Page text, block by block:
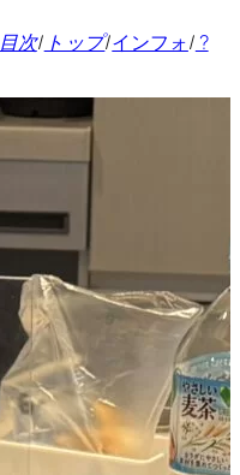
目次/ トップ/インフォ/ ?